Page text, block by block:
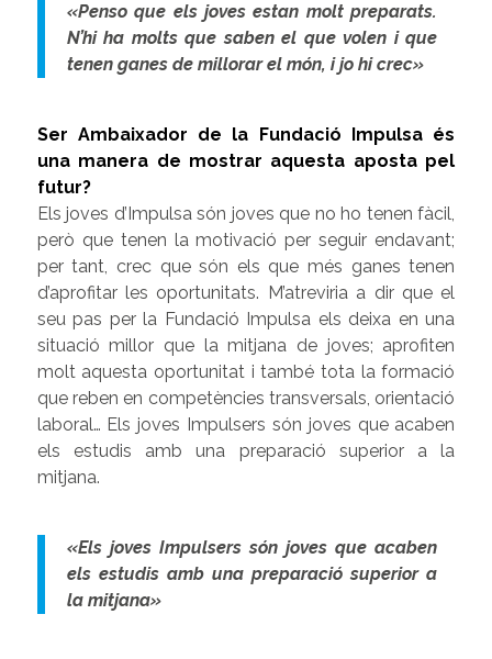
«Penso que els joves estan molt preparats.
N’hi ha molts que saben el que volen i que
tenen ganes de millorar el món, i jo hi crec»
Ser Ambaixador de la Fundació Impulsa és
una manera de mostrar aquesta aposta pel
futur?
Els joves d’Impulsa són joves que no ho tenen fàcil,
però que tenen la motivació per seguir endavant;
per tant, crec que són els que més ganes tenen
d’aprofitar les oportunitats. M’atreviria a dir que el
seu pas per la Fundació Impulsa els deixa en una
situació millor que la mitjana de joves; aprofiten
molt aquesta oportunitat i també tota la formació
que reben en competències transversals, orientació
laboral… Els joves Impulsers són joves que acaben
els estudis amb una preparació superior a la
mitjana.
«Els joves Impulsers són joves que acaben
els estudis amb una preparació superior a
la mitjana»